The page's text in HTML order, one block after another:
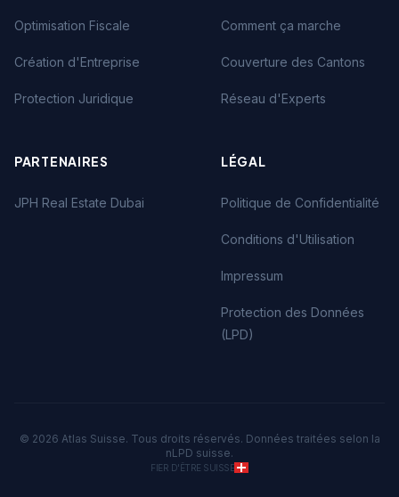
Optimisation Fiscale
Création d'Entreprise
Protection Juridique
Comment ça marche
Couverture des Cantons
Réseau d'Experts
PARTENAIRES
JPH Real Estate Dubai
LÉGAL
Politique de Confidentialité
Conditions d'Utilisation
Impressum
Protection des Données
(LPD)
© 2026 Atlas Suisse. Tous droits réservés. Données traitées selon la
nLPD suisse.
FIER D'ÊTRE SUISSE